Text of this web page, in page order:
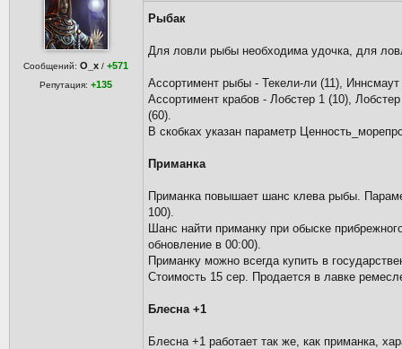
Сообщений:O_x /+571
Репутация:+135
Рыбак
Для ловли рыбы необходима удочка, для
Ассортимент рыбы - Текели-ли (11),
Ассортимент крабов - Лобстер 1 (10),
(60).
В скобках указан параметр
Приманка
Приманка повышает шанс клева рыбы.
100).
Шанс найти приманку при обыске
обновление в 00:00).
Приманку можно всегда купить в
Стоимость 15 сер. Продается в лавке
Блесна +1
Блесна +1 работает так же, как приманка,